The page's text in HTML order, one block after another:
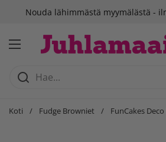
Siirry sisältöön
Nouda lähimmästä myymälästä -
Avaa valikko
Koti / Fudge Browniet / FunCakes